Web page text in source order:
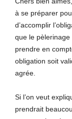
à se préparer
d’accomplir
que le pèlerinage
prendre en
obligation soit
agrée.
Si l’on veut
prendrait